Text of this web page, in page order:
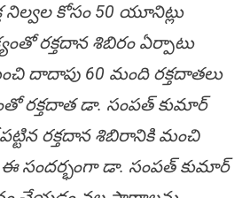
నిల్వల కోసం 50 యూనిట్లు
రక్తదాన శిబిరం ఏర్పాటు
దాదాపు 60 మంది రక్తదాతలు
రక్తదాత డా. సంపత్ కుమార్
రక్తదాన శిబిరానికి మంచి
ఈ సందర్భంగా డా. సంపత్ కుమార్